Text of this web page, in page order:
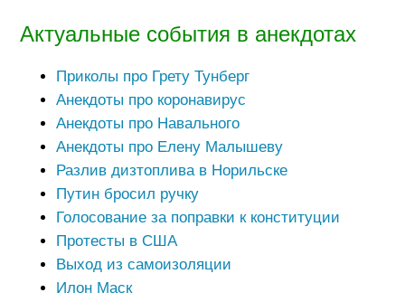
Актуальные события в анекдотах
Приколы про Грету Тунберг
Анекдоты про коронавирус
Анекдоты про Навального
Анекдоты про Елену Малышеву
Разлив дизтоплива в Норильске
Путин бросил ручку
Голосование за поправки к конституции
Протесты в США
Выход из самоизоляции
Илон Маск